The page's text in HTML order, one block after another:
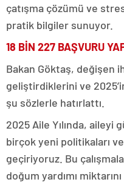
çatışma çözümü ve
pratik bilgiler sunuyor.
18 BİN 227 BAŞVURU
Bakan Göktaş, değişen
geliştirdiklerini ve
şu sözlerle hatırlattı.
2025 Aile Yılında,
birçok yeni politikaları
geçiriyoruz. Bu
doğum yardımı